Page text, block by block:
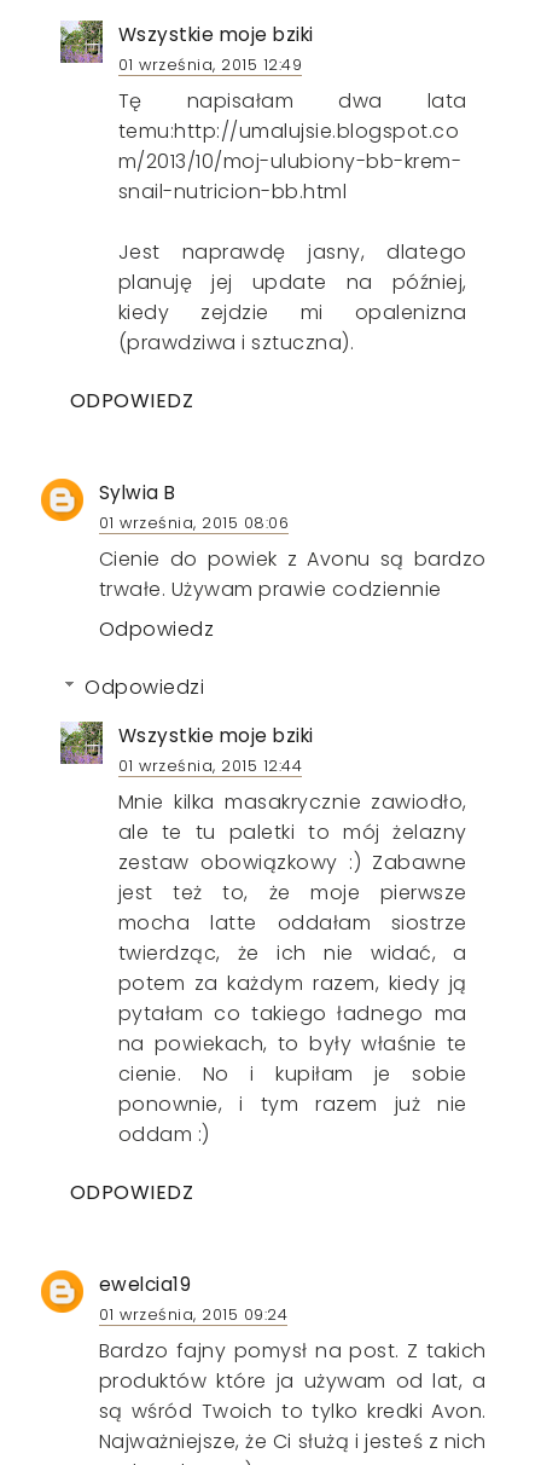
Wszystkie moje bziki
01 września, 2015 12:49
Tę napisałam dwa lata
temu:http://umalujsie.blogspot.co
m/2013/10/moj-ulubiony-bb-krem-
snail-nutricion-bb.html
Jest naprawdę jasny, dlatego
planuję jej update na później,
kiedy zejdzie mi opalenizna
(prawdziwa i sztuczna).
ODPOWIEDZ
Sylwia B
01 września, 2015 08:06
Cienie do powiek z Avonu są bardzo
trwałe. Używam prawie codziennie
Odpowiedz
Odpowiedzi
Wszystkie moje bziki
01 września, 2015 12:44
Mnie kilka masakrycznie zawiodło,
ale te tu paletki to mój żelazny
zestaw obowiązkowy :) Zabawne
jest też to, że moje pierwsze
mocha latte oddałam siostrze
twierdząc, że ich nie widać, a
potem za każdym razem, kiedy ją
pytałam co takiego ładnego ma
na powiekach, to były właśnie te
cienie. No i kupiłam je sobie
ponownie, i tym razem już nie
oddam :)
ODPOWIEDZ
ewelcia19
01 września, 2015 09:24
Bardzo fajny pomysł na post. Z takich
produktów które ja używam od lat, a
są wśród Twoich to tylko kredki Avon.
Najważniejsze, że Ci służą i jesteś z nich